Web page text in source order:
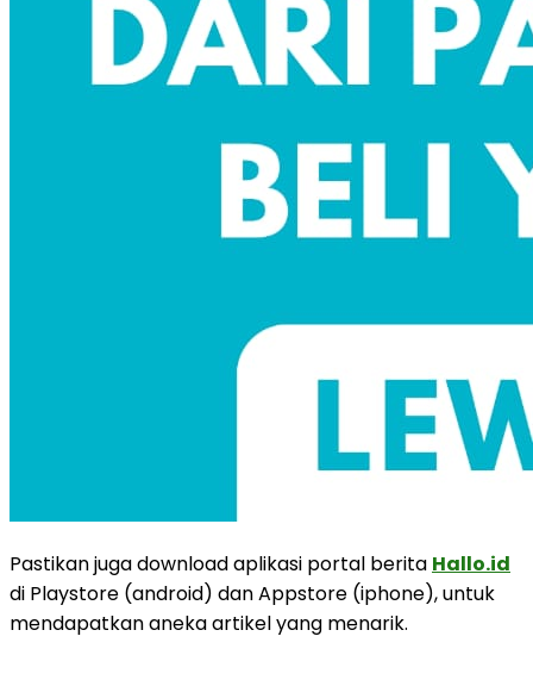
Pastikan juga download aplikasi portal berita Hallo.id
di Playstore (android) dan Appstore (iphone), untuk
mendapatkan aneka artikel yang menarik.